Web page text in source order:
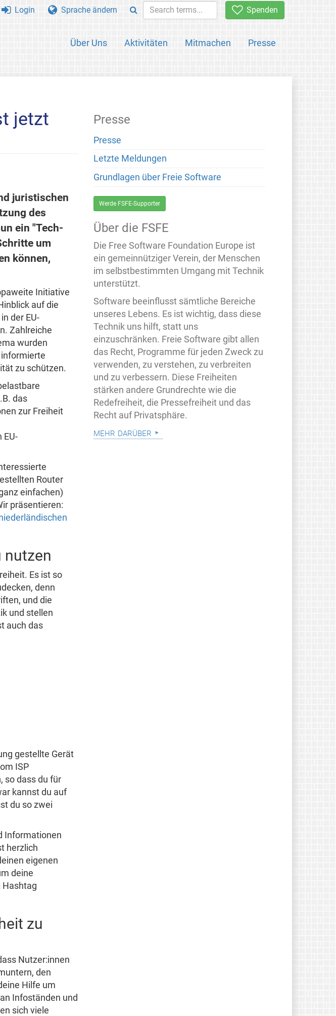
Spenden
Über Uns Aktivitäten Mitmachen Presse
Login Sprache ändern
jetzt
juristischen
des
ein "Tech-
um
können,
Initiative
auf die
der EU-
Zahlreiche
wurden
zu schützen.
das
zur Freiheit
EU-
Router
einfachen)
präsentieren:
nutzen
Es ist so
denn
und die
und stellen
auch das
gestellte Gerät
ISP
so dass du für
kannst du auf
du so zwei
Informationen
herzlich
eigenen
deine
Hashtag
zu
Nutzer:innen
den
Hilfe um
Infoständen und
sich viele
Presse
Presse
Letzte Meldungen
Grundlagen über Freie Software
Werde FSFE-Supporter
Über die FSFE
Die Free Software Foundation Europe ist
ein gemeinnütziger Verein, der Menschen
im selbstbestimmten Umgang mit Technik
unterstützt.
Software beeinflusst sämtliche Bereiche
unseres Lebens. Es ist wichtig, dass diese
Technik uns hilft, statt uns
einzuschränken. Freie Software gibt allen
das Recht, Programme für jeden Zweck zu
verwenden, zu verstehen, zu verbreiten
und zu verbessern. Diese Freiheiten
stärken andere Grundrechte wie die
Redefreiheit, die Pressefreiheit und das
Recht auf Privatsphäre.
mehr darüber